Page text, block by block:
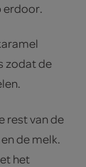
erdoor.
zodat de
rest van de
de melk.
het